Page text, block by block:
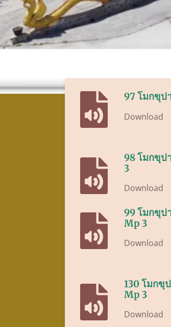
97 โมกขุป
Download
98 โมกขุป
3
Download
99 โมกขุป
Mp 3
Download
130 โมกขุ
Mp 3
Download